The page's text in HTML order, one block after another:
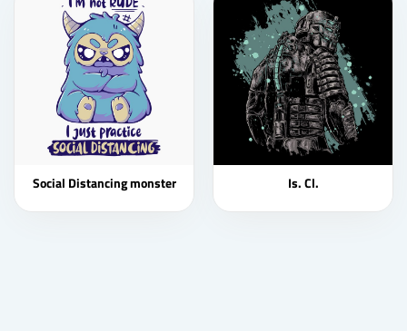
Social Distancing monster Is. Cl.